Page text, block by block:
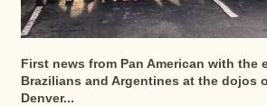
First news from Pan American with the
Brazilians and Argentines at the dojos
Denver...